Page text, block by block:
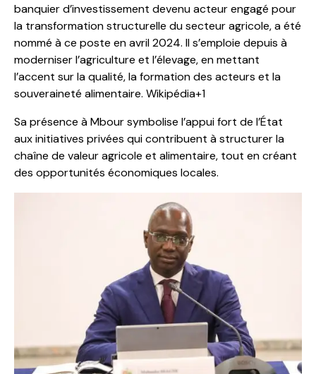
banquier d’investissement devenu acteur engagé pour
la transformation structurelle du secteur agricole, a été
nommé à ce poste en avril 2024. Il s’emploie depuis à
moderniser l’agriculture et l’élevage, en mettant
l’accent sur la qualité, la formation des acteurs et la
souveraineté alimentaire. Wikipédia+1
Sa présence à Mbour symbolise l’appui fort de l’État
aux initiatives privées qui contribuent à structurer la
chaîne de valeur agricole et alimentaire, tout en créant
des opportunités économiques locales.